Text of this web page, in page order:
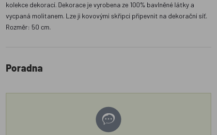
kolekce dekorací. Dekorace je vyrobena ze 100% bavlněné látky a
vycpaná molitanem. Lze ji kovovými skřipci připevnit na dekorační síť.
Rozměr: 50 cm.
Poradna